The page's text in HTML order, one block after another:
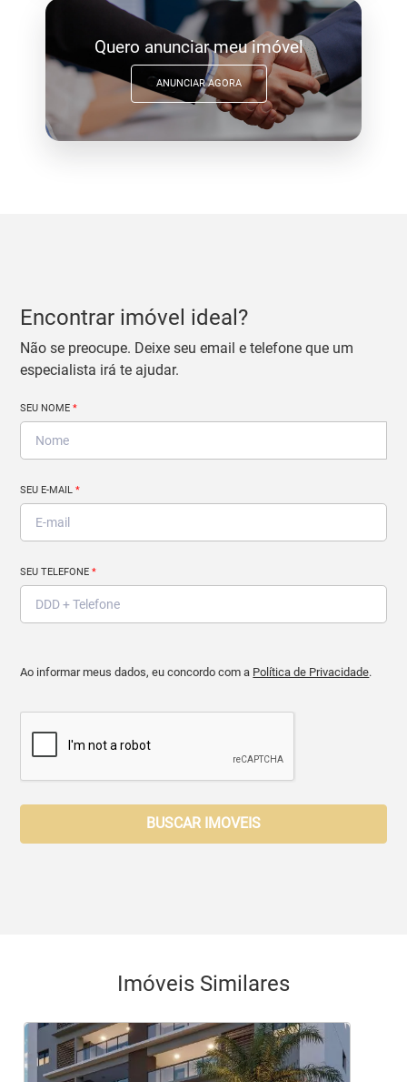
Quero anunciar meu imóvel
ANUNCIAR AGORA
Encontrar imóvel ideal?
Não se preocupe. Deixe seu email e telefone que um
especialista irá te ajudar.
SEU NOME*
SEU E-MAIL*
SEU TELEFONE*
Ao informar meus dados, eu concordo com a Política de Privacidade.
BUSCAR IMOVEIS
Imóveis Similares